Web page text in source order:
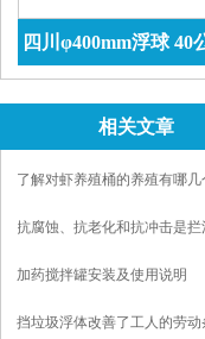
四川φ400mm浮球 40
相关文章
了解对虾养殖桶的养殖有哪几
抗腐蚀、抗老化和抗冲击是拦
加药搅拌罐安装及使用说明
挡垃圾浮体改善了工人的劳动